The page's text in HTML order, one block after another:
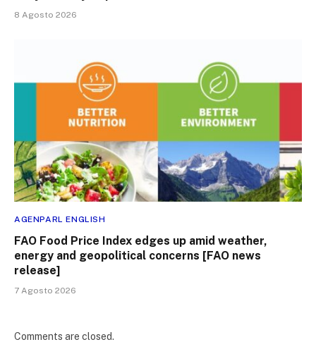
8 Agosto 2026
AGENPARL ENGLISH
FAO Food Price Index edges up amid weather,
energy and geopolitical concerns [FAO news
release]
7 Agosto 2026
Comments are closed.